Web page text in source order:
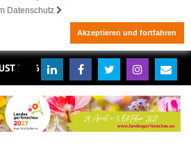
Datenschutz
Akzeptieren und fortfahren
2026